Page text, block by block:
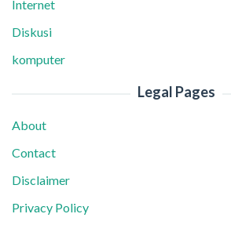
Internet
Diskusi
komputer
Legal Pages
About
Contact
Disclaimer
Privacy Policy